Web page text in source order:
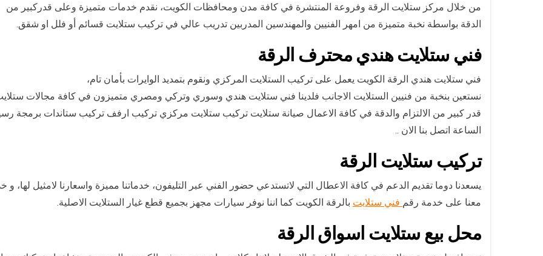
من خلال مركز ستلايت الرقة وفروعة المنتشرة في كافة مدن ومحافظات الكويت، نقدم خدمات متميزة وعلى قدركبير من
الدقة بواسطة نخبة متميزة من امهر الفنيين والمهندسين المدربين تدريب عالي في تركيب ستلايت قسائم أو فلل او شقق.
فني ستلايت هندي محترف الرقة
فني ستلايت هندي الرقة الكويت يعمل على تركيب الستلايت المركزي ونقوم بتمديد الوايرات بأمان تام،
نستعين بنخبة من فنيين الستلايت الاجانب فلدينا فني ستلايت هندي وسوري وتركي ومصري متميزون في كافة مجالات
قدر كبير من الالتزام والدقة في كافة الاعمال صيانة ستلايت تركيب ستلايت مركزي تركيب ارفف تركيب ستاندات برمجة
الساعة اتصل بنا الان ..
تركيب ستلايت الرقة
يسعدنا دوما تقديم الدعم في كافة الاعطال التي لاتستدعي حضور الفني عبر التليفون، خدماتنا مميزة واسعارنا لامثيل لها، و
معنا على خدمة رقم فني ستلايت بالرقة الكويت كما اننا نوفر سيارات مجهز بجميع قطع غيار الستلايت الاصلية.
محل بيع ستلايت اسواق الرقة